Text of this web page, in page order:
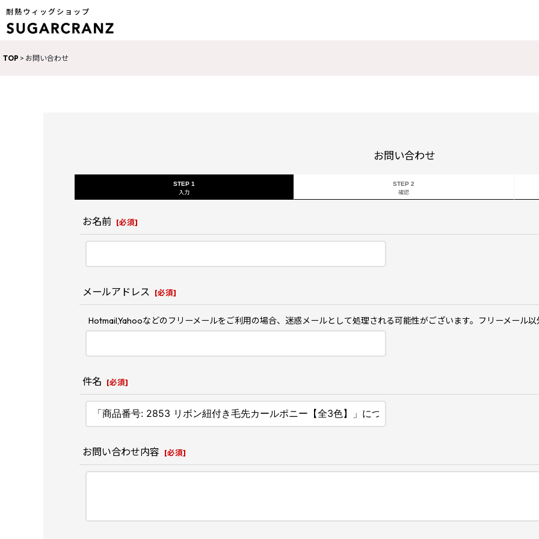
耐熱ウィッグショップ
TOP > お問い合わせ
お問い合わせ
STEP 1
入力
STEP 2
確認
お名前 [必須]
メールアドレス [必須]
Hotmail,Yahooなどのフリーメールをご利用の場合、迷惑メールとして処理される可能性がございます。フリーメール以
件名 [必須]
お問い合わせ内容 [必須]